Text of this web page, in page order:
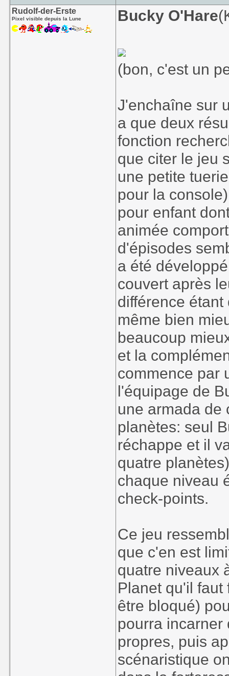
Rudolf-der-Erste
Pixel visible depuis la Lune Bucky O'Hare
(bon, c'est un
J'enchaîne sur
a que deux
fonction
que citer le jeu
une petite
pour la
pour enfant
animée
d'épisodes
a été
couvert après
différence
même bien
beaucoup
et la
commence par
l'équipage de
une armada de
planètes: seul
réchappe et il
quatre
chaque niveau
check-points.
Ce jeu
que c'en est
quatre niveaux
Planet qu'il
être bloqué)
pourra incarner
propres, puis
scénaristique